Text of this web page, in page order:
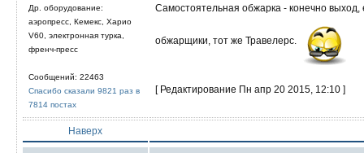
Др. оборудование:
аэропресс, Кемекс, Харио
V60, электронная турка,
френч-пресс
Сообщений: 22463
Спасибо сказали 9821 раз в
7814 постах
Самостоятельная обжарка - конечно выход,
обжарщики, тот же Травелерс.
[ Редактирование Пн апр 20 2015, 12:10 ]
Наверх